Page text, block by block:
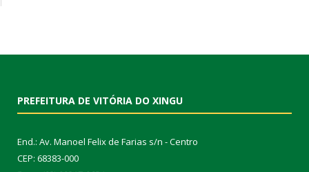
PREFEITURA DE VITÓRIA DO XINGU
End.: Av. Manoel Felix de Farias s/n - Centro
CEP: 68383-000